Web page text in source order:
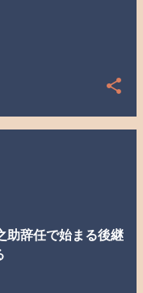
助辞任で始まる後継